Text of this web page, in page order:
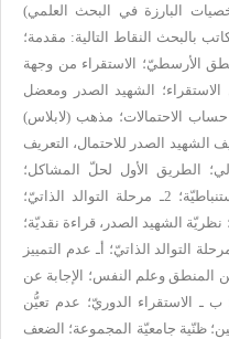
البارزة في البحث العلمي)
بالبحث النقاط التالية: مقدمة؛
الأرسطيّ؛ الاستقراء من وجهة
الشهيد الصدر ومعضل
حساب الاحتمالات؛ مذهب (لابلاس)
الشهيد الصدر للاحتمال، التعريف
الطريق الأول لحلّ المشاكل؛
طريق الحل الثاني؛ شروط المرحلة الاستنباطيّة؛ 2ـ مرحلة التوالد الذاتيّ؛
الشهيد الصدر، قراءة نقديّة؛
التوالد الموضوعيّ؛ 2ـ نقد مرحلة التوالد الذاتيّ؛ أـ عدم التمييز
المنطق وعلم النفس؛ الإجابة عن
ـ الاستقراء الدوريّ؛ عدم تعيُّن
ظنّية جامعيّة المجموعة؛ الضعف